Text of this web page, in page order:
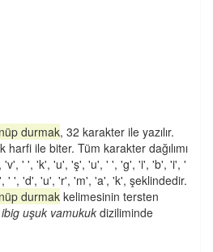
durmak, 32 karakter ile yazılır.
harfi ile biter. Tüm karakter dağılımı
' ', 'k', 'u', 'ş', 'u', ' ', 'g', 'i', 'b', 'i', '
' ', 'd', 'u', 'r', 'm', 'a', 'k', şeklindedir.
durmak kelimesinin tersten
uşuk vamukuk diziliminde